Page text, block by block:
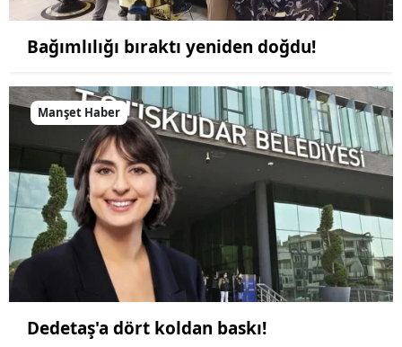
Bağımlılığı bıraktı yeniden doğdu!
Manşet Haber
Dedetaş'a dört koldan baskı!